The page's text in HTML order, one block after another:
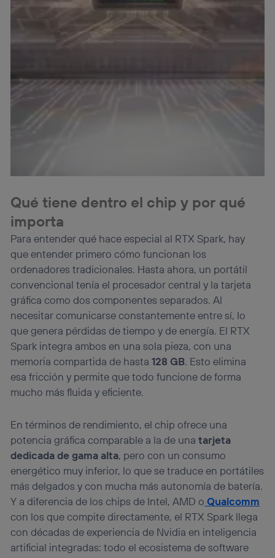
Qué tiene dentro el chip y por qué
importa
Para entender qué hace especial al RTX Spark, hay
que entender primero cómo funcionan los
ordenadores tradicionales. Hasta ahora, un portátil
convencional tenía el procesador central y la tarjeta
gráfica como dos componentes separados. Al
necesitar comunicarse constantemente entre sí, lo
que genera pérdidas de tiempo y de energía. El RTX
Spark integra ambos en una sola pieza, con una
memoria compartida de hasta128 GB. Esto elimina
esa fricción y permite que todo funcione de forma
mucho más fluida y eficiente.
En términos de rendimiento, el chip ofrece una
potencia gráfica comparable a la de unatarjeta
dedicada de gama alta, pero con un consumo
energético muy inferior, lo que se traduce en portátiles
más delgados y con mucha más autonomía de batería.
Y a diferencia de los chips de Intel, AMD o Qualcomm
con los que compite directamente, el RTX Spark llega
con décadas de experiencia de Nvidia en inteligencia
artificial integradas: todo el ecosistema de software